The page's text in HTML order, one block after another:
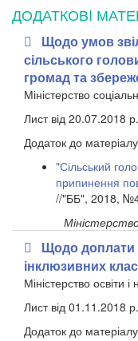
ДОДАТКОВI
Щодо умов
сільського
громад та
Міністерство
Лист від 20.07.2018
Додаток до
"Сільський
припинення
//"ББ", 2018,
Щодо доплати
інклюзивних
Міністерство освіти
Лист від 01.11.2018
Додаток до